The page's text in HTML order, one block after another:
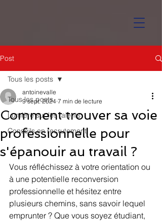
Post
Tous les posts
Lumière sur les talents
Conseils en recrutement
Tous les posts
Comment trouver sa voie
professionnelle pour
s'épanouir au travail ?
antoinevalle
9 sept. 2024 7 min de lecture
Vous réfléchissez à votre orientation ou
à une potentielle reconversion
professionnelle et hésitez entre
plusieurs chemins, sans savoir lequel
emprunter ? Que vous soyez étudiant,